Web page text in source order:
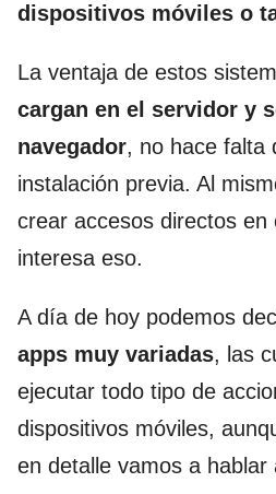
dispositivos móviles o
La ventaja de estos
cargan en el servidor y
navegador, no hace falta
instalación previa. Al
crear accesos directos en
interesa eso.
A día de hoy podemos
apps muy variadas, las
ejecutar todo tipo de
dispositivos móviles,
en detalle vamos a hablar